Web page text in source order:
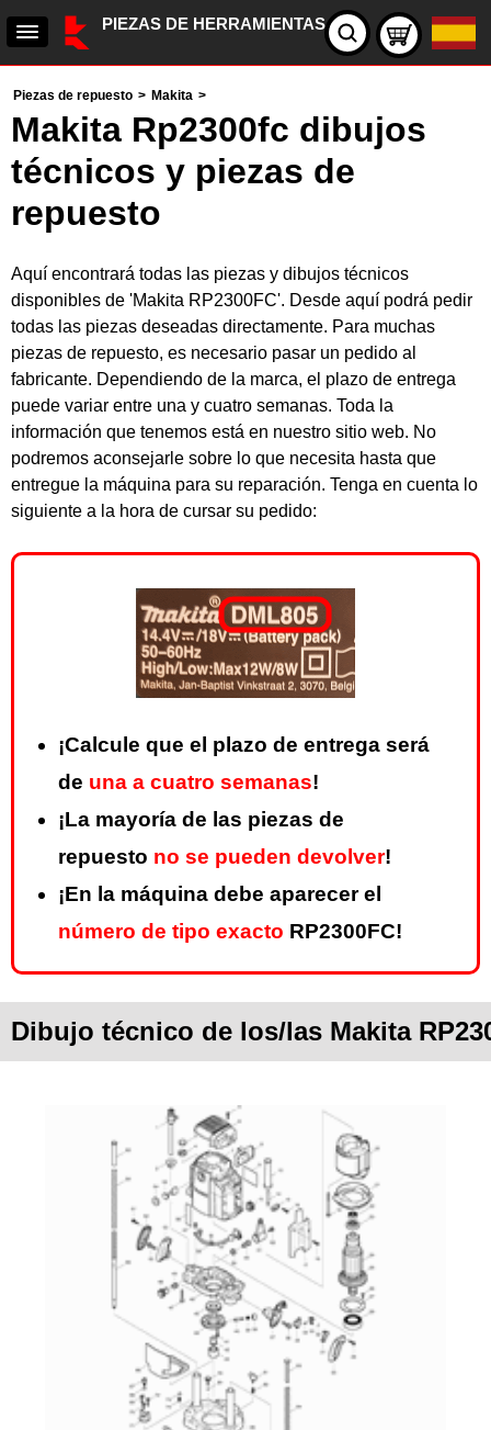
PIEZAS DE HERRAMIENTAS
Piezas de repuesto > Makita >
Makita Rp2300fc dibujos
técnicos y piezas de
repuesto
Aquí encontrará todas las piezas y dibujos técnicos
disponibles de 'Makita RP2300FC'. Desde aquí podrá pedir
todas las piezas deseadas directamente. Para muchas
piezas de repuesto, es necesario pasar un pedido al
fabricante. Dependiendo de la marca, el plazo de entrega
puede variar entre una y cuatro semanas. Toda la
información que tenemos está en nuestro sitio web. No
podremos aconsejarle sobre lo que necesita hasta que
entregue la máquina para su reparación. Tenga en cuenta lo
siguiente a la hora de cursar su pedido:
¡Calcule que el plazo de entrega será
de una a cuatro semanas!
¡La mayoría de las piezas de
repuesto no se pueden devolver!
¡En la máquina debe aparecer el
número de tipo exacto RP2300FC!
Dibujo técnico de los/las Makita